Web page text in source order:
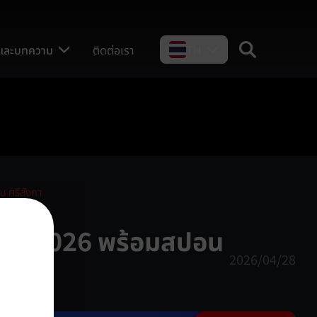
ละบทความ ติดต่อเรา
ศรีลังกา
2026 พร้อมสปอน
2026/04/28